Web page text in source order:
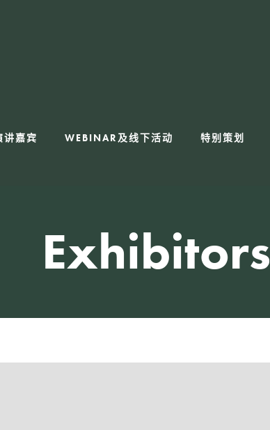
讲嘉宾 WEBINAR及线下活动 特别策划
Exhibitors